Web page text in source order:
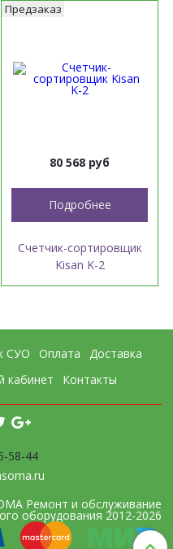
Предзаказ
80 568 руб
Подробнее
Счетчик-сортировщик
Kisan K-2
СУО Оплата
Доставка
кабинет Контакты
58-44
Ремонт и обслуживание
оборудования 2012-2026